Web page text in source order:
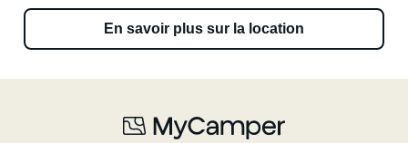
En savoir plus sur la location